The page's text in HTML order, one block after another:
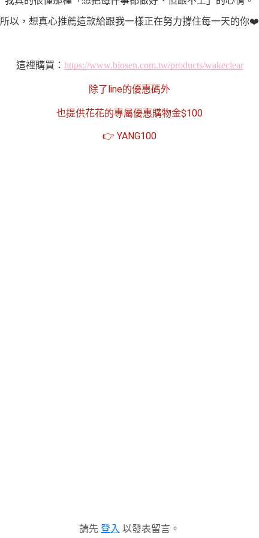
所以，想真心推薦這款給跟我一樣正在努力撐住每一天的你❤
這裡購買： https://www.biosen.com.tw/products/wakeclear
除了line的優惠碼外
也提供花花的專屬優惠購物金$100
👉 YANG100
請先 登入 以發表留言。